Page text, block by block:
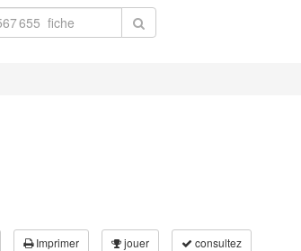
Imprimer jouer consultez